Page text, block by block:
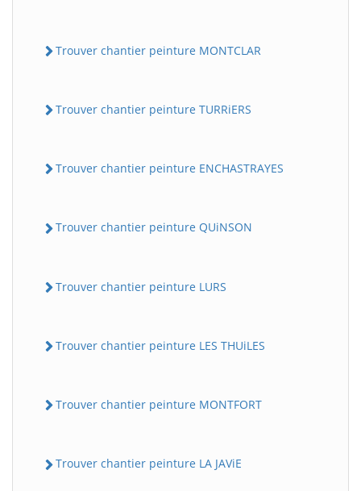
Trouver chantier peinture MONTCLAR
Trouver chantier peinture TURRiERS
Trouver chantier peinture ENCHASTRAYES
Trouver chantier peinture QUiNSON
Trouver chantier peinture LURS
Trouver chantier peinture LES THUiLES
Trouver chantier peinture MONTFORT
Trouver chantier peinture LA JAViE